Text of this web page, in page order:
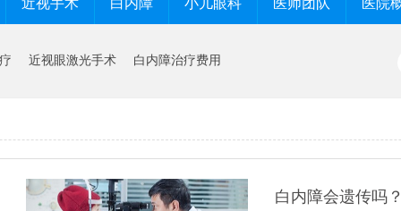
近视手术 白内障 小儿眼科 医师团队 医院
近视眼激光手术 白内障治疗费用
白内障会遗传吗